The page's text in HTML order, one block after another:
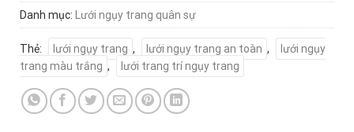
Danh mục: Lưới ngụy trang quân sự
Thẻ: lưới ngụy trang , lưới ngụy trang an toàn ,
lưới ngụy
trang màu trắng , lưới trang trí ngụy trang